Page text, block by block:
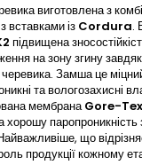
виготовлена ​​з
вставками із Cordura.
підвищена
на зону згину
Замша це
та вологозахисні
мембранаGore-Tex
хорошу
що
продукції кожному